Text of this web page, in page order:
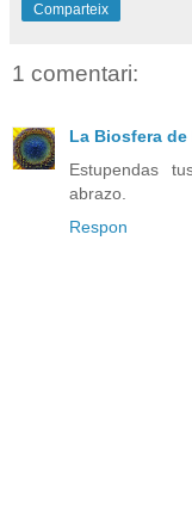
Comparteix
1 comentari:
La Biosfera de
Estupendas
abrazo.
Respon